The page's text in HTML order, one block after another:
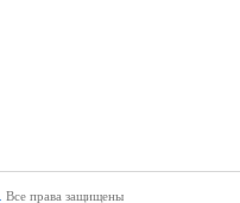
Все права защищены